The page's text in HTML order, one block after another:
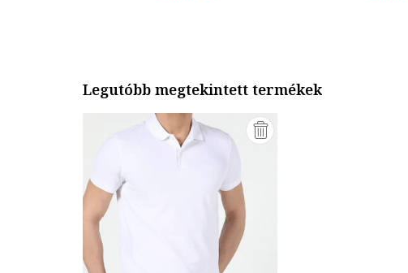
Legutóbb megtekintett termékek